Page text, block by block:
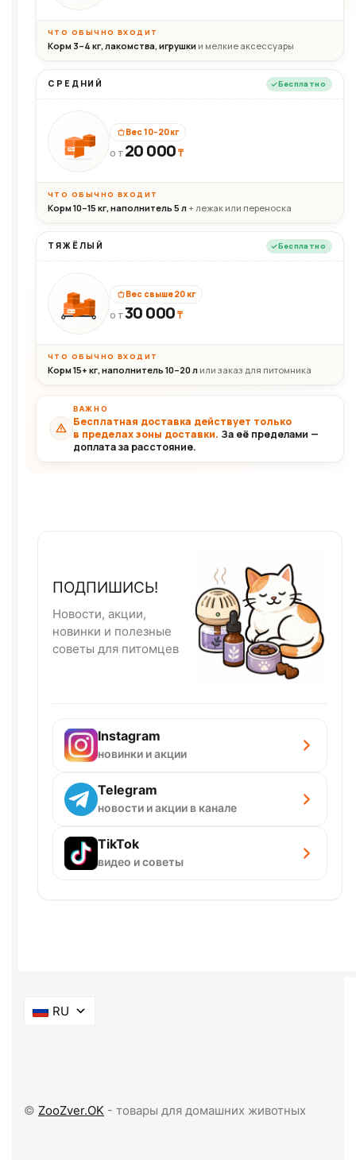
ЧТО ОБЫЧНО ВХОДИТ
Корм 3–4 кг, лакомства, игрушки и мелкие аксессуары
СРЕДНИЙ Бесплатно
20кг
Вес 10–20 кг
ОТ 20 000₸
ЧТО ОБЫЧНО ВХОДИТ
Корм 10–15 кг, наполнитель 5 л+ лежак или переноска
ТЯЖЁЛЫЙ Бесплатно
30+кг
Вес свыше 20 кг
ОТ30 000₸
ЧТО ОБЫЧНО ВХОДИТ
Корм 15+ кг, наполнитель 10–20 л или заказ для питомника
ВАЖНО
Бесплатная доставка действует только
в пределах зоны доставки. За её пределами —
доплата за расстояние.
ПОДПИШИСЬ!
Новости, акции,
новинки и полезные
советы для питомцев
Instagram
новинки и акции
Telegram
новости и акции в канале
TikTok
видео и советы
RU
© ZooZver.OK - товары для домашних животных